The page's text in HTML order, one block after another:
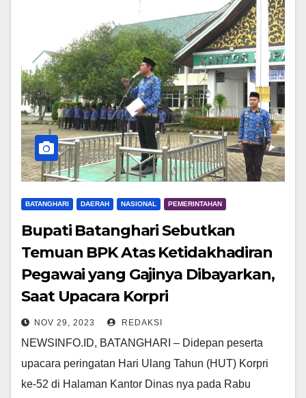
BATANGHARI DAERAH NASIONAL PEMERINTAHAN
Bupati Batanghari Sebutkan
Temuan BPK Atas Ketidakhadiran
Pegawai yang Gajinya Dibayarkan,
Saat Upacara Korpri
NOV 29, 2023 REDAKSI
NEWSINFO.ID, BATANGHARI – Didepan peserta
upacara peringatan Hari Ulang Tahun (HUT) Korpri
ke-52 di Halaman Kantor Dinas nya pada Rabu